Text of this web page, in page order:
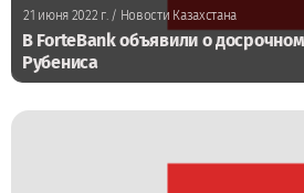
21 июня 2022 г./ Новости Казахстана
В ForteBank объявили о
Рубениса